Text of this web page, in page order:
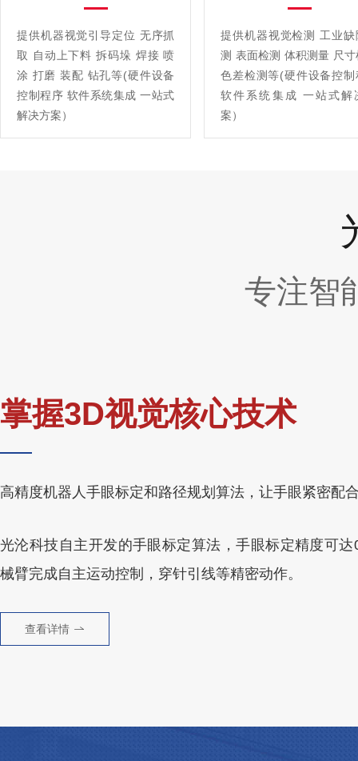
提供机器视觉引导定位 无序抓
取 自动上下料 拆码垛 焊接 喷
涂 打磨 装配 钻孔等(硬件设备
控制程序 软件系统集成 一站式
解决方案）
提供机器视觉检测 工业缺
测 表面检测 体积测量 尺寸
色差检测等(硬件设备控制
软件系统集成 一站式解
案）
专注智
掌握3D视觉核心技术
高精度机器人手眼标定和路径规划算法，让手眼紧密配
光沦科技自主开发的手眼标定算法，手眼标定精度可
械臂完成自主运动控制，穿针引线等精密动作。
查看详情